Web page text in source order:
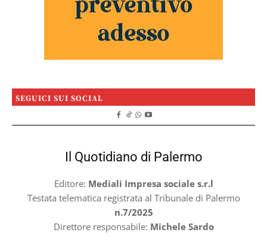
SEGUICI SUI SOCIAL
Il Quotidiano di Palermo
Editore: Mediali Impresa sociale s.r.l
Testata telematica registrata al Tribunale di Palermo
n.7/2025
Direttore responsabile: Michele Sardo